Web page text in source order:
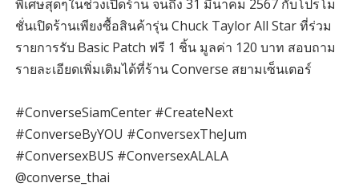
พิเศษสุดๆในช่วงเปิดร้าน จนถึง 31 มีนาคม 2567 กับโปรโม
ชั่นเปิดร้านเพียงซื้อสินค้ารุ่น Chuck Taylor All Star ที่ร่วม
รายการรับ Basic Patch ฟรี 1 ชิ้น มูลค่า 120 บาท สอบถาม
รายละเอียดเพิ่มเติมได้ที่ร้าน Converse สยามเซ็นเตอร์
#ConverseSiamCenter #CreateNext
#ConverseByYOU #ConversexTheJum
#ConversexBUS #ConversexALALA
@converse_thai